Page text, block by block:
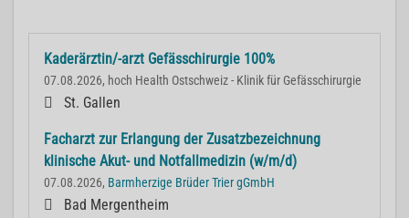
Kaderärztin/-arzt Gefässchirurgie 100%
07.08.2026, hoch Health Ostschweiz - Klinik für Gefässchirurgie
St. Gallen
Facharzt zur Erlangung der Zusatzbezeichnung
klinische Akut- und Notfallmedizin (w/m/d)
07.08.2026, Barmherzige Brüder Trier gGmbH
Bad Mergentheim